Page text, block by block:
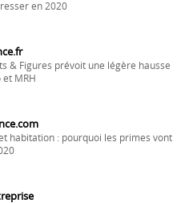
en 2020
& Figures prévoit une légère hausse
MRH
habitation : pourquoi les primes vont